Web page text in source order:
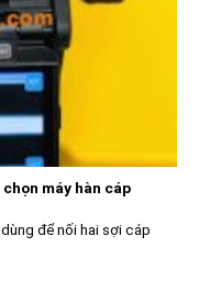
máy hàn cáp
để nối hai sợi cáp